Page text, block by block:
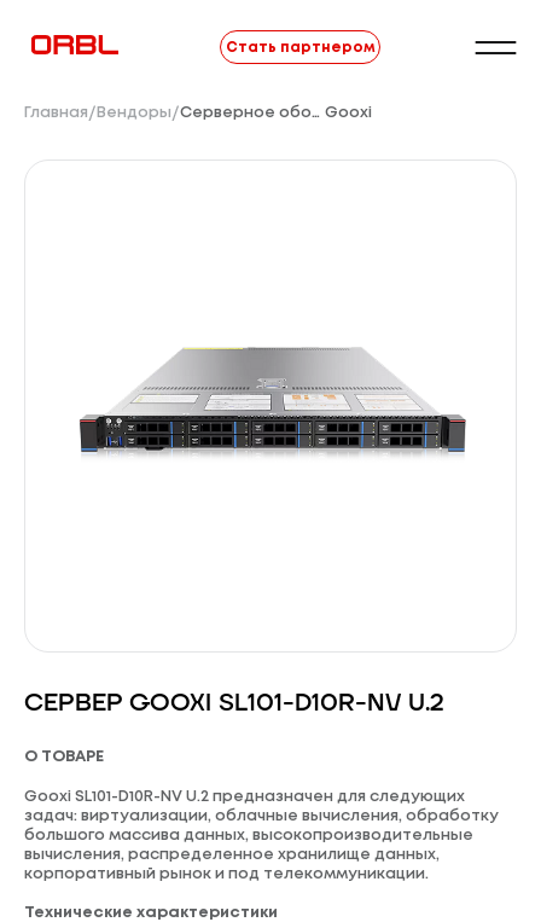
Стать партнером
Главная Вендоры Серверное оборудование Gooxi
СЕРВЕР GOOXI SL101-D10R-NV U.2
О ТОВАРЕ
Gooxi SL101-D10R-NV U.2 предназначен для следующих
задач: виртуализации, облачные вычисления, обработку
большого массива данных, высокопроизводительные
вычисления, распределенное хранилище данных,
корпоративный рынок и под телекоммуникации.
Технические характеристики